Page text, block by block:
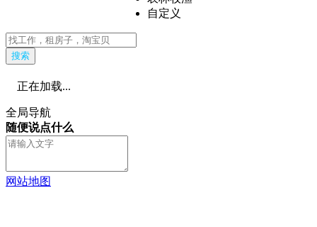
自定义
搜索
正在加载...
全局导航
随便说点什么
网站地图